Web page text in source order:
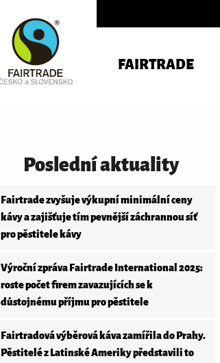
FAIRTRADE
Poslední aktuality
Fairtrade zvyšuje výkupní minimální ceny
kávy a zajišťuje tím pevnější záchrannou síť
pro pěstitele kávy
Výroční zpráva Fairtrade International 2025:
roste počet firem zavazujících se k
důstojnému příjmu pro pěstitele
Fairtradová výběrová káva zamířila do Prahy.
Pěstitelé z Latinské Ameriky představili to